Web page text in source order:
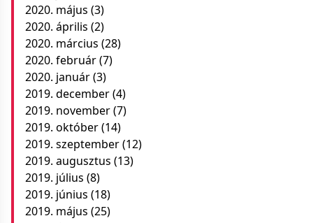
2020. május (3)
2020. április (2)
2020. március (28)
2020. február(7)
2020. január(3)
2019. december(4)
2019. november(7)
2019. október(14)
2019. szeptember(12)
2019. augusztus (13)
2019. július (8)
2019. június (18)
2019. május (25)